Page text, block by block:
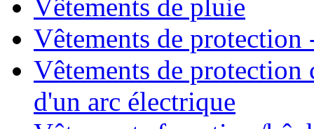
Vêtements de pluie
Vêtements de protection
Vêtements de protection
d'un arc électrique